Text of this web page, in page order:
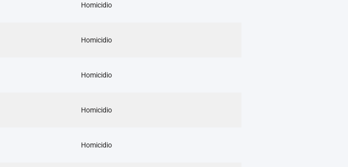
Homicidio
Homicidio
Homicidio
Homicidio
Homicidio